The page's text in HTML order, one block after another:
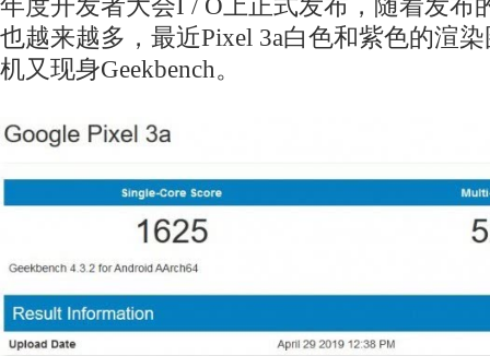
年度开发者大会I / O上正式发布，随着发布
也越来越多，最近Pixel 3a白色和紫色的渲
机又现身Geekbench。